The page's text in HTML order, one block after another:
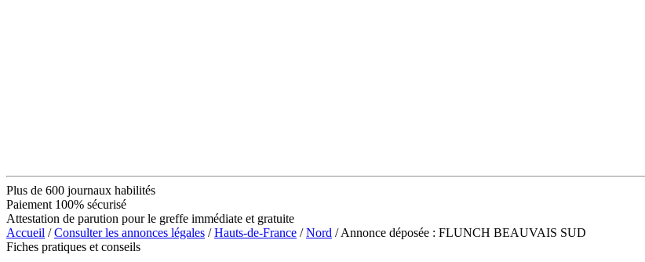
Plus de 600 journaux habilités
Paiement 100% sécurisé
Attestation de parution pour le greffe immédiate et gratuite
Accueil /Consulter les annonces légales /Hauts-de-France /Nord / Annonce déposée : FLUNCH BEAUVAIS SUD
Fiches pratiques et conseils